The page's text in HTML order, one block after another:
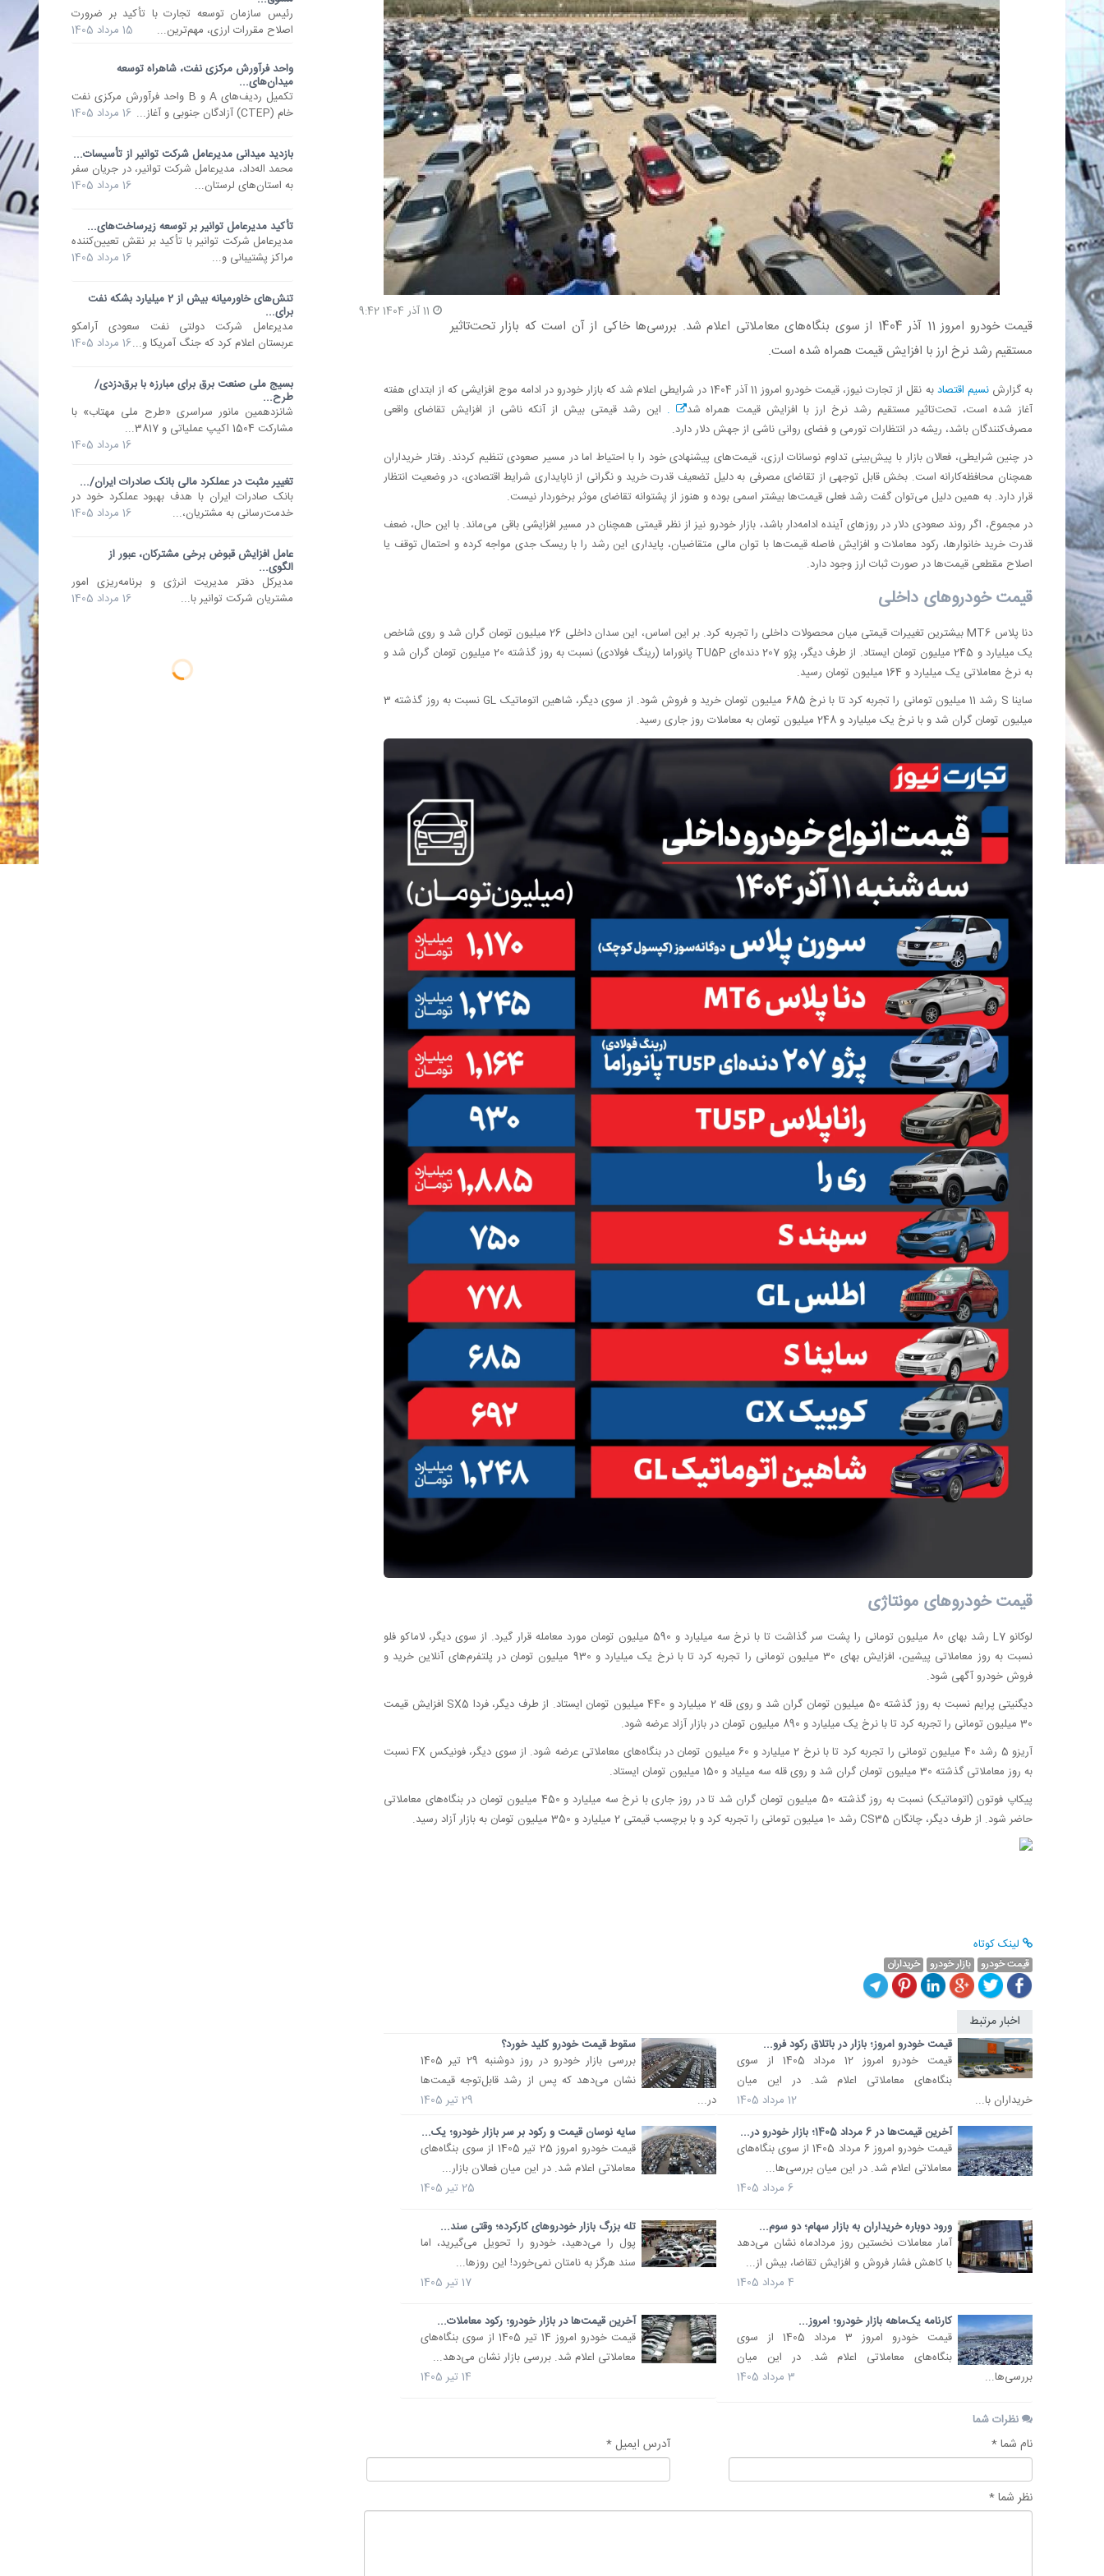
رئیس سازمان توسعه تجارت با تأکید بر ضرورت
اصلاح مقررات ارزی، مهم‌ترین...
15 مرداد 1405
واحد فرآورش مرکزی نفت، شاهراه توسعه
میدان‌های...
تکمیل ردیف‌های A و B واحد فرآورش مرکزی نفت
خام (CTEP) آزادگان جنوبی و آغاز...
16 مرداد 1405
بازدید میدانی مدیرعامل شرکت توانیر از تأسیسات...
محمد اله‌داد، مدیرعامل شرکت توانیر، در جریان سفر
به استان‌های لرستان...
16 مرداد 1405
تأکید مدیرعامل توانیر بر توسعه زیرساخت‌های...
مدیرعامل شرکت توانیر با تأکید بر نقش تعیین‌کننده
مراکز پشتیبانی و...
16 مرداد 1405
تنش‌های خاورمیانه بیش از 2 میلیارد بشکه نفت
برای...
مدیرعامل شرکت دولتی نفت سعودی آرامکو
عربستان اعلام کرد که جنگ آمریکا و...16 مرداد 1405
بسیج ملی صنعت برق برای مبارزه با برق‌دزدی/
طرح...
شانزدهمین مانور سراسری «طرح ملی مهتاب» با
مشارکت 1504 اکیپ عملیاتی و 3817...
16 مرداد 1405
تغییر مثبت در عملکرد مالی بانک صادرات ایران/...
​بانک صادرات ایران با هدف بهبود عملکرد خود در
خدمت‌رسانی به مشتریان،...
16 مرداد 1405
عامل افزایش قبوض برخی مشترکان، عبور از
الگوی...
مدیرکل دفتر مدیریت انرژی و برنامه‌ریزی امور
مشتریان شرکت توانیر با...
16 مرداد 1405
قیمت خودرو امروز 11 آذر 1404 از سوی بنگاه‌های معاملاتی اعلام شد. بررسی‌ها خاکی از آن است که بازار تحت‌تاثیر
مستقیم رشد نرخ ارز با افزایش قیمت همراه شده است.
به گزارشنسیم اقتصاد
به نقل از تجارت نیوز، قیمت خودرو امروز 11 آذر 1404 در شرایطی اعلام شد که بازار خودرو در ادامه موج افزایشی که از ابتدای هفته
آغاز شده است، تحت‌تاثیر مستقیم رشد نرخ ارز با افزایش قیمت همراه شد
. این رشد قیمتی بیش از آنکه ناشی از افزایش تقاضای واقعی
مصرف‌کنندگان باشد، ریشه در انتظارات تورمی و فضای روانی ناشی از جهش دلار دارد.
در چنین شرایطی، فعالان بازار با پیش‌بینی تداوم نوسانات ارزی، قیمت‌های پیشنهادی خود را با احتیاط اما در مسیر صعودی تنظیم کردند. رفتار خریداران
همچنان محافظه‌کارانه است. بخش قابل توجهی از تقاضای مصرفی به دلیل تضعیف قدرت خرید و نگرانی از ناپایداری شرایط اقتصادی، در وضعیت انتظار
قرار دارد. به همین دلیل می‌توان گفت رشد فعلی قیمت‌ها بیشتر اسمی بوده و هنوز از پشتوانه تقاضای موثر برخوردار نیست.
در مجموع، اگر روند صعودی دلار در روزهای آینده ادامه‌دار باشد، بازار خودرو نیز از نظر قیمتی همچنان در مسیر افزایشی باقی می‌ماند. با این حال، ضعف
قدرت خرید خانوارها، رکود معاملات و افزایش فاصله قیمت‌ها با توان مالی متقاضیان، پایداری این رشد را با ریسک جدی مواجه کرده و احتمال توقف یا
اصلاح مقطعی قیمت‌ها در صورت ثبات ارز وجود دارد.
قیمت خودروهای داخلی
دنا پلاس MT6 بیشترین تغییرات قیمتی میان محصولات داخلی را تجربه کرد. بر این اساس، این سدان داخلی 26 میلیون تومان گران شد و روی شاخص
یک میلیارد و 245 میلیون تومان ایستاد. از طرف دیگر، پژو 207 دنده‌ای TU5P پانوراما (رینگ فولادی) نسبت به روز گذشته 20 میلیون تومان گران شد و
به نرخ معاملاتی یک میلیارد و 164 میلیون تومان رسید.
ساینا S رشد 11 میلیون تومانی را تجربه کرد تا با نرخ 685 میلیون تومان خرید و فروش شود. از سوی دیگر، شاهین اتوماتیک GL نسبت به روز گذشته 3
میلیون تومان گران شد و با نرخ یک میلیارد و 248 میلیون تومان به معاملات روز جاری رسید.
قیمت خودروهای مونتاژی
لوکانو L7 رشد بهای 80 میلیون تومانی را پشت سر گذاشت تا با نرخ سه میلیارد و 590 میلیون تومان مورد معامله قرار گیرد. از سوی دیگر، لاماکو فلو
نسبت به روز معاملاتی پیشین، افزایش بهای 30 میلیون تومانی را تجربه کرد تا با نرخ یک میلیارد و 930 میلیون تومان در پلتفرم‌های آنلاین خرید و
فروش خودرو آگهی شود.
دیگنیتی پرایم نسبت به روز گذشته 50 میلیون تومان گران شد و روی قله 2 میلیارد و 440 میلیون تومان ایستاد. از طرف دیگر، فردا SX5 افزایش قیمت
30 میلیون تومانی را تجربه کرد تا با نرخ یک میلیارد و 890 میلیون تومان در بازار آزاد عرضه شود.
آریزو 5 رشد 40 میلیون تومانی را تجربه کرد تا با نرخ 2 میلیارد و 60 میلیون تومان در بنگاه‌های معاملاتی عرضه شود. از سوی دیگر، فونیکس FX نسبت
به روز معاملاتی گذشته 30 میلیون تومان گران شد و روی قله سه میلیاد و 150 میلیون تومان ایستاد.
پیکاپ فوتون (اتوماتیک) نسبت به روز گذشته 50 میلیون تومان گران شد تا در روز جاری با نرخ سه میلیارد و 450 میلیون تومان در بنگاه‌های معاملاتی
حاضر شود. از طرف دیگر، چانگان CS35 رشد 10 میلیون تومانی را تجربه کرد و با برچسب قیمتی 2 میلیارد و 350 میلیون تومان به بازار آزاد رسید.
لینک کوتاه
قیمت خودرو بازار خودرو خریداران
اخبار مرتبط
قیمت خودرو امروز؛ بازار در باتلاق رکود فرو...
قیمت خودرو امروز 12 مرداد 1405 از سوی
بنگاه‌های معاملاتی اعلام شد. در این میان
خریداران با...
12 مرداد 1405
آخرین قیمت‌ها در 6 مرداد 1405؛ بازار خودرو در...
قیمت خودرو امروز 6 مرداد 1405 از سوی بنگاه‌های
معاملاتی اعلام شد. در این میان بررسی‌ها...
6 مرداد 1405
ورود دوباره خریداران به بازار سهام؛ دو سوم...
آمار معاملات نخستین روز مردادماه نشان می‌دهد
با کاهش فشار فروش و افزایش تقاضا، بیش از...
4 مرداد 1405
کارنامه یک‌ماهه بازار خودرو؛ امروز...
قیمت خودرو امروز 3 مرداد 1405 از سوی
بنگاه‌های معاملاتی اعلام شد. در این میان
بررسی‌ها...
3 مرداد 1405
سقوط قیمت خودرو کلید خورد؟
بررسی بازار خودرو در روز دوشنبه 29 تیر 1405
نشان می‌دهد که پس از رشد قابل‌توجه قیمت‌ها
در...
29 تیر 1405
سایه نوسان قیمت و رکود بر سر بازار خودرو؛ یک...
قیمت خودرو امروز 25 تیر 1405 از سوی بنگاه‌های
معاملاتی اعلام شد. در این میان فعالان بازار...
25 تیر 1405
تله بزرگ بازار خودروهای کارکرده؛ وقتی سند...
پول را می‌دهید، خودرو را تحویل می‌گیرید، اما
سند هرگز به نامتان نمی‌خورد! این روزها...
17 تیر 1405
آخرین قیمت‌ها در بازار خودرو؛ رکود معاملات...
قیمت خودرو امروز 14 تیر 1405 از سوی بنگاه‌های
معاملاتی اعلام شد. بررسی بازار نشان می‌دهد...
14 تیر 1405
نظرات شما
آدرس ایمیل * نام شما *
نظر شما *